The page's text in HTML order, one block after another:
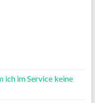
ich im Service keine